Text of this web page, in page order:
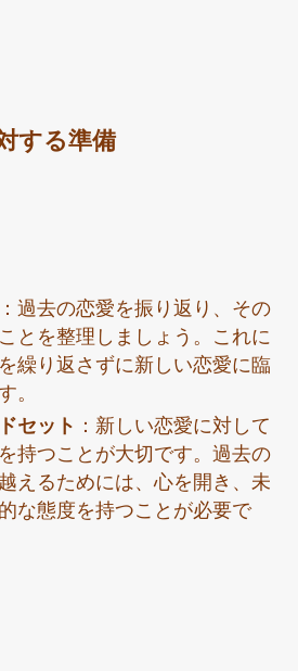
する準備
：過去の恋愛を振り返り、その
とを整理しましょう。これに
繰り返さずに新しい恋愛に臨
。
セット ：新しい恋愛に対して
持つことが大切です。過去の
えるためには、心を開き、未
な態度を持つことが必要で